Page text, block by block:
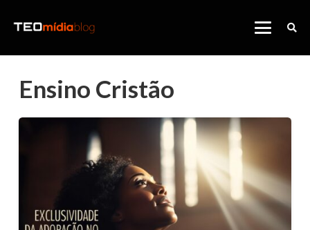
Ensino Cristão